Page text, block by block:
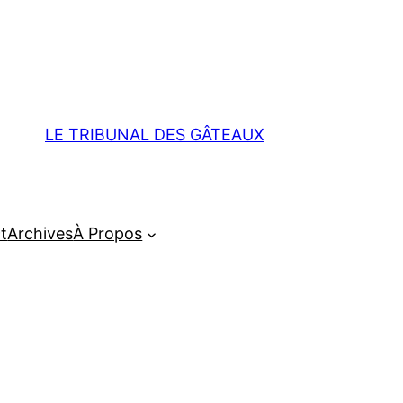
LE TRIBUNAL DES GÂTEAUX
ArchivesÀ Propos